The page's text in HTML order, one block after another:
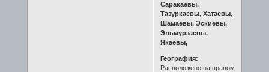
Саракаевы,
Тазуркаевы, Хатаевы,
Шамаевы, Эскиевы,
Эльмурзаевы,
Якаевы,
География:
Расположено на правом